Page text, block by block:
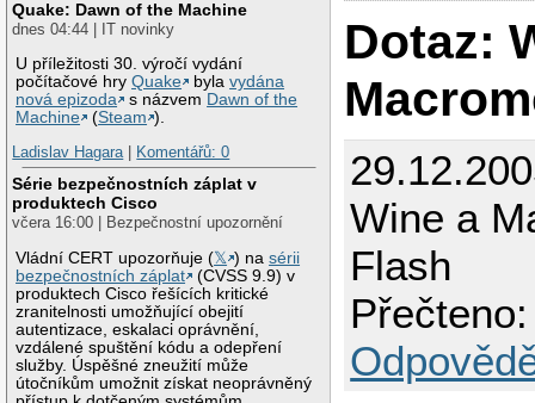
Quake: Dawn of the Machine
dnes 04:44 | IT novinky
U příležitosti 30. výročí vydání
počítačové hryQuake bylavydána
nová epizoda
s názvem Dawn of the
Machine
(Steam ).
Ladislav Hagara| Komentářů: 0
Série bezpečnostních záplat v
produktech Cisco
včera 16:00 | Bezpečnostní upozornění
Vládní CERT upozorňuje (𝕏 ) nasérii
bezpečnostních záplat
(CVSS 9.9) v
produktech Cisco řešících kritické
zranitelnosti umožňující obejití
autentizace, eskalaci oprávnění,
vzdálené spuštění kódu a odepření
služby. Úspěšné zneužití může
útočníkům umožnit získat neoprávněný
Dotaz:
Wine a
Flash